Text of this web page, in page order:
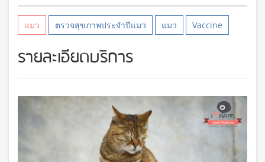
แมว ตรวจสุขภาพประจำปีแมว แมว Vaccine
รายละเอียดบริการ